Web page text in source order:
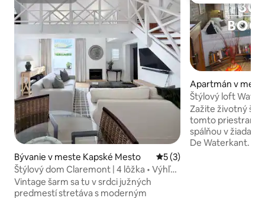
Bývanie v meste Kapské Mesto Priemerné ohodnotenie 5
5 (3)
Štýlový dom Claremont | 4 lôžka • Výhľad
• Parkovanie
Vintage šarm sa tu v srdci južných
predmestí stretáva s moderným
Apartmán v
Mesto
Štýlový loft
V&A v blízkosti
Zažite životný
tomto
spálňou v
De Waterkant.